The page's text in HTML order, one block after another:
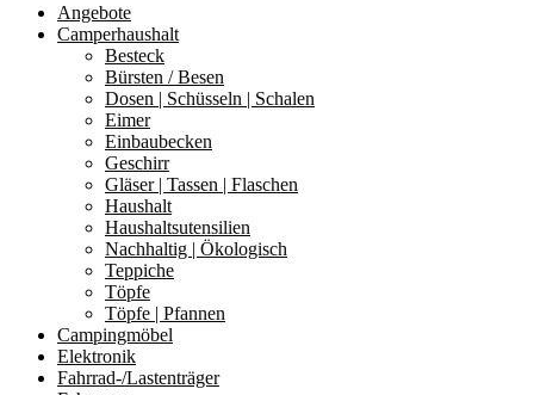
Angebote
Camperhaushalt
Besteck
Bürsten / Besen
Dosen | Schüsseln | Schalen
Eimer
Einbaubecken
Geschirr
Gläser | Tassen | Flaschen
Haushalt
Haushaltsutensilien
Nachhaltig | Ökologisch
Teppiche
Töpfe
Töpfe | Pfannen
Campingmöbel
Elektronik
Fahrrad-/Lastenträger